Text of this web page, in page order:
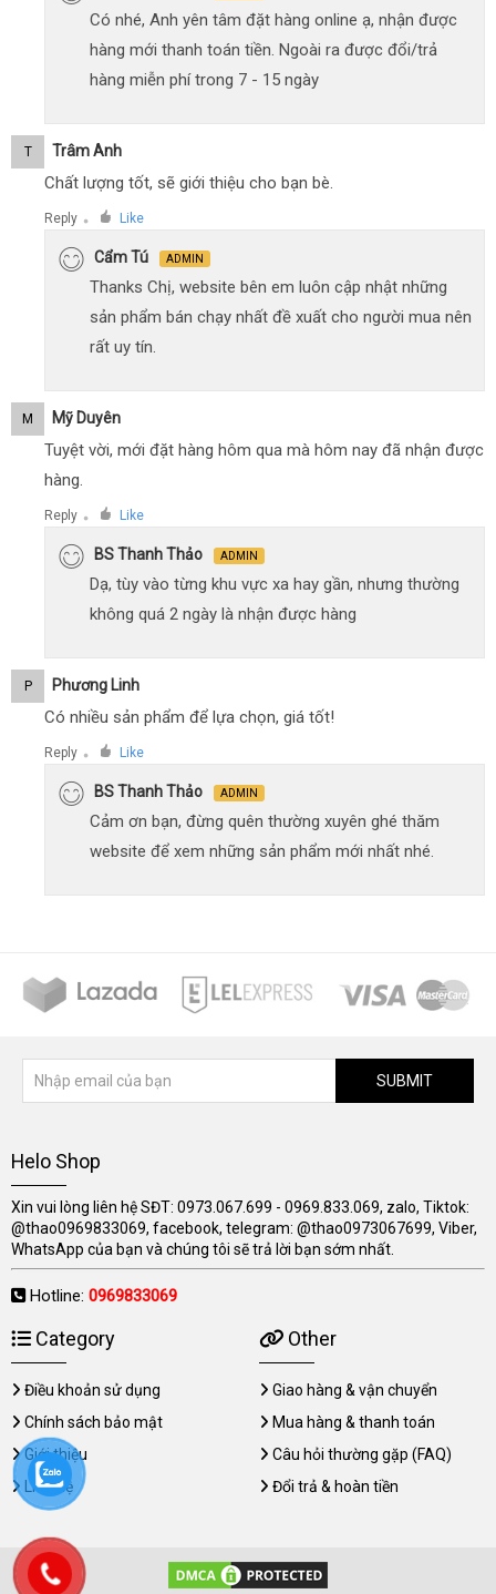
Có nhé, Anh yên tâm đặt hàng online ạ, nhận được
hàng mới thanh toán tiền. Ngoài ra được đổi/trả
hàng miễn phí trong 7 - 15 ngày
T Trâm Anh
Chất lượng tốt, sẽ giới thiệu cho bạn bè.
Reply ● Like
Cẩm Tú ADMIN
Thanks Chị, website bên em luôn cập nhật những
sản phẩm bán chạy nhất đề xuất cho người mua nên
rất uy tín.
M Mỹ Duyên
Tuyệt vời, mới đặt hàng hôm qua mà hôm nay đã nhận được
hàng.
Reply ● Like
BS Thanh Thảo ADMIN
Dạ, tùy vào từng khu vực xa hay gần, nhưng thường
không quá 2 ngày là nhận được hàng
P Phương Linh
Có nhiều sản phẩm để lựa chọn, giá tốt!
Reply ● Like
BS Thanh Thảo ADMIN
Cảm ơn bạn, đừng quên thường xuyên ghé thăm
website để xem những sản phẩm mới nhất nhé.
SUBMIT
Helo Shop
Xin vui lòng liên hệ SĐT: 0973.067.699 - 0969.833.069, zalo, Tiktok:
@thao0969833069, facebook, telegram: @thao0973067699, Viber,
WhatsApp của bạn và chúng tôi sẽ trả lời bạn sớm nhất.
Hotline: 0969833069
Category
Điều khoản sử dụng
Chính sách bảo mật
Giới thiệu
Liên hệ
Other
Giao hàng & vận chuyển
Mua hàng & thanh toán
Câu hỏi thường gặp (FAQ)
Đổi trả & hoàn tiền